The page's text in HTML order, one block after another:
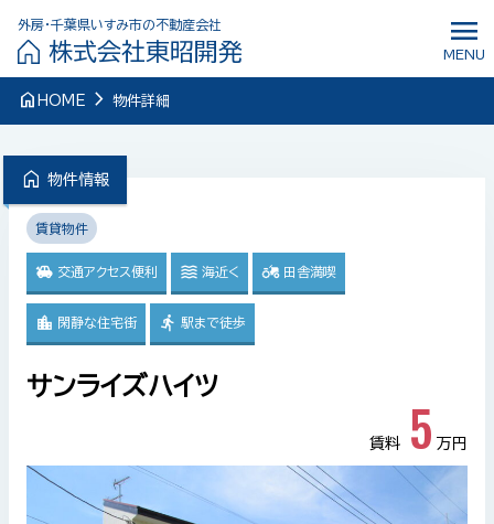
外房・千葉県いすみ市の不動産会社
株式会社東昭開発 menu
MENU
home HOME navigate_next 物件詳細
home 物件情報
賃貸物件
交通アクセス便利 海近く 田舎満喫
閑静な住宅街 駅まで徒歩
サンライズハイツ
賃料 5 万円